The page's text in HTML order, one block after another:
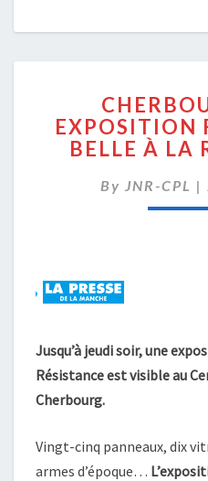
:
EXPOSITION
BELLE À LA
By JNR-CPL |
Jusqu’à jeudi soir, une
Résistance est visible au
Cherbourg.
Vingt-cinq panneaux, dix
armes d’époque…